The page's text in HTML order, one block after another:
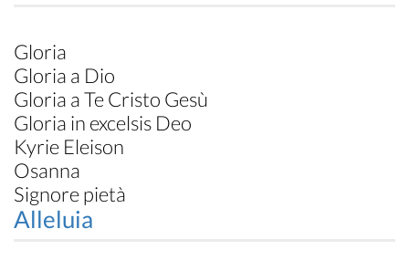
Gloria
Gloria a Dio
Gloria a Te Cristo Gesù
Gloria in excelsis Deo
Kyrie Eleison
Osanna
Signore pietà
Alleluia